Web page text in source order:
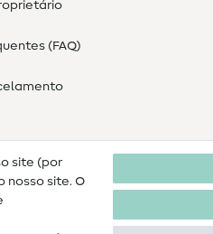
(FAQ)
site (por
nosso site. O